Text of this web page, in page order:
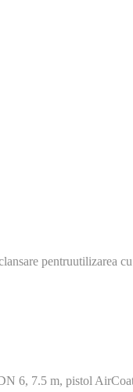
pentruutilizarea
6, 7.5 m, pistol